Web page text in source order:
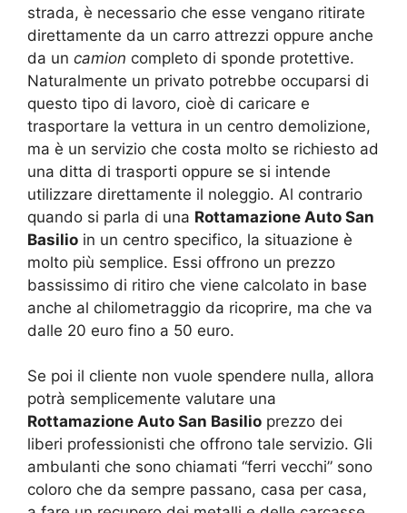
strada, è necessario che esse vengano ritirate
direttamente da un carro attrezzi oppure anche
da un camion completo di sponde protettive.
Naturalmente un privato potrebbe occuparsi di
questo tipo di lavoro, cioè di caricare e
trasportare la vettura in un centro demolizione,
ma è un servizio che costa molto se richiesto ad
una ditta di trasporti oppure se si intende
utilizzare direttamente il noleggio. Al contrario
quando si parla di una Rottamazione Auto San
Basilio in un centro specifico, la situazione è
molto più semplice. Essi offrono un prezzo
bassissimo di ritiro che viene calcolato in base
anche al chilometraggio da ricoprire, ma che va
dalle 20 euro fino a 50 euro.
Se poi il cliente non vuole spendere nulla, allora
potrà semplicemente valutare una
Rottamazione Auto San Basilio prezzo dei
liberi professionisti che offrono tale servizio. Gli
ambulanti che sono chiamati “ferri vecchi” sono
coloro che da sempre passano, casa per casa,